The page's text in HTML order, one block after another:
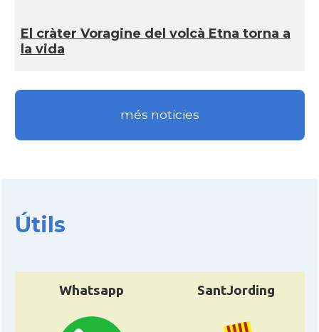
El cràter Voragine del volcà Etna torna a
la vida
més noticies
Útils
Whatsapp SantJording